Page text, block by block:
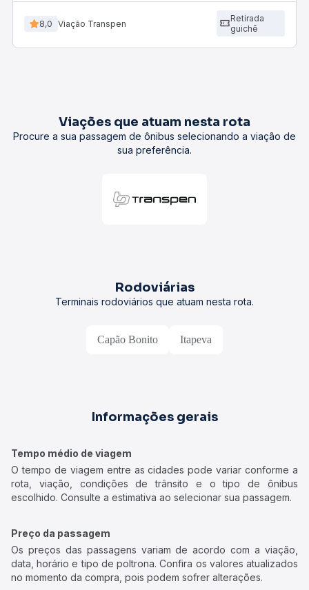
8,0 Viação Transpen
Retirada
guichê
Viações que atuam nesta rota
Procure a sua passagem de ônibus selecionando a viação de
sua preferência.
Rodoviárias
Terminais rodoviários que atuam nesta rota.
Capão Bonito Itapeva
Informações gerais
Tempo médio de viagem
O tempo de viagem entre as cidades pode variar conforme a
rota, viação, condições de trânsito e o tipo de ônibus
escolhido. Consulte a estimativa ao selecionar sua passagem.
Preço da passagem
Os preços das passagens variam de acordo com a viação,
data, horário e tipo de poltrona. Confira os valores atualizados
no momento da compra, pois podem sofrer alterações.